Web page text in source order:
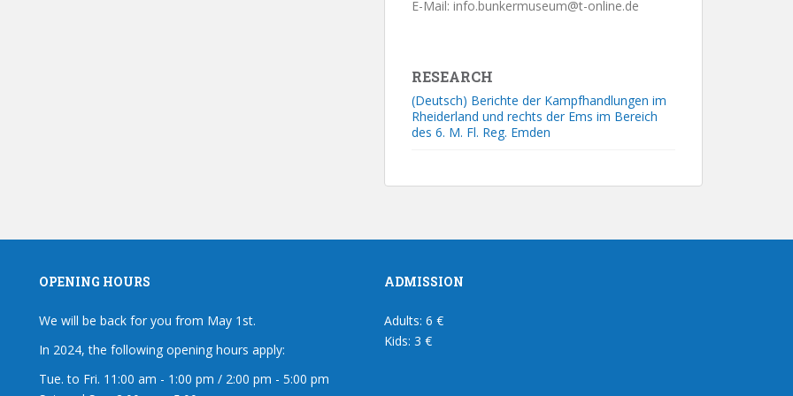
E-Mail: info.bunkermuseum@t-online.de
RESEARCH
(Deutsch) Berichte der Kampfhandlungen im
Rheiderland und rechts der Ems im Bereich
des 6. M. Fl. Reg. Emden
OPENING HOURS
We will be back for you from May 1st.
In 2024, the following opening hours apply:
Tue. to Fri. 11:00 am - 1:00 pm / 2:00 pm - 5:00 pm
ADMISSION
Adults: 6 €
Kids: 3 €